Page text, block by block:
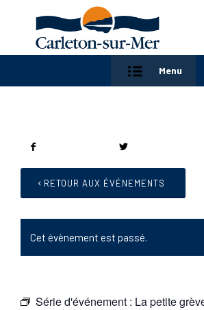
Menu
RETOUR AUX ÉVÉNEMENTS
Cet évènement est passé.
Série d'événement : La petite